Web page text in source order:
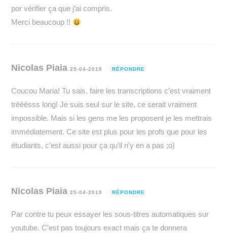
por vérifier ça que j’ai compris.
Merci beaucoup !!
Nicolas Piaia25-04-2019 RÉPONDRE
Coucou Maria! Tu sais, faire les transcriptions c’est vraiment
trèèèsss long! Je suis seul sur le site, ce serait vraiment
impossible. Mais si les gens me les proposent je les mettrais
immédiatement. Ce site est plus pour les profs que pour les
étudiants, c’est aussi pour ça qu’il n’y en a pas ;o)
Nicolas Piaia25-04-2019 RÉPONDRE
Par contre tu peux essayer les sous-titres automatiques sur
youtube. C’est pas toujours exact mais ça te donnera